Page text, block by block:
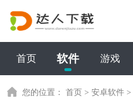
首页 软件 游戏
您的位置：首页 >安卓软件 >